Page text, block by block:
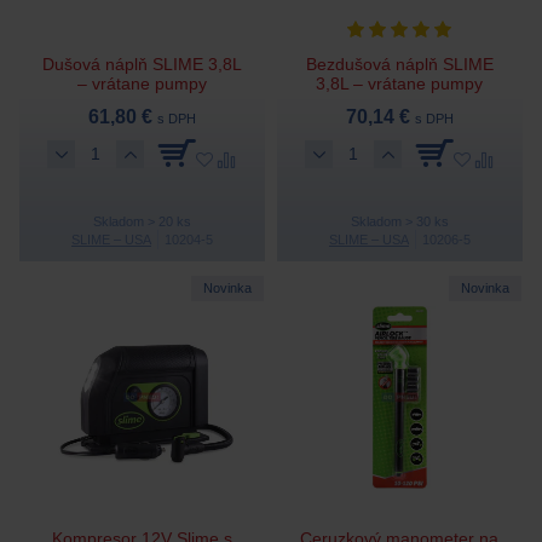
Dušová náplň SLIME 3,8L
– vrátane pumpy
61,80 € s DPH
Skladom > 20 ks
Bezdušová náplň SLIME
3,8L – vrátane pumpy
70,14 € s DPH
Skladom > 30 ks
Novinka Novinka